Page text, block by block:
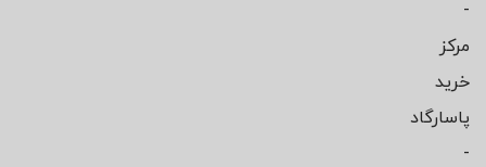
-
مرکز
خرید
پاسارگاد
-